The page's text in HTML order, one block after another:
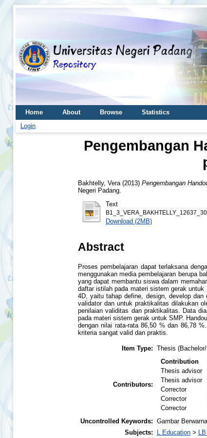
Home About Browse
Statistics
Login
Pengembangan
Bakhtelly, Vera (2013) Pengembangan
Negeri Padang.
Text
Download (2MB)
Abstract
Proses pembelajaran dapat terlaksana
menggunakan media pembelajaran berupa
yang dapat membantu siswa dalam
daftar istilah pada materi sistem gerak
4D, yaitu tahap define, design, develop
validator dan untuk praktikalitas dilakukan
penilaian validitas dan praktikalitas. Data
pada materi sistem gerak untuk SMP.
dengan nilai rata-rata 86,50 % dan 86,78
kriteria sangat valid dan praktis.
Item Type: Thesis
Contributors:
Contribution
Thesis advisor
Thesis advisor
Corrector
Corrector
Corrector
Uncontrolled Keywords: Gambar
Subjects:
L Education >